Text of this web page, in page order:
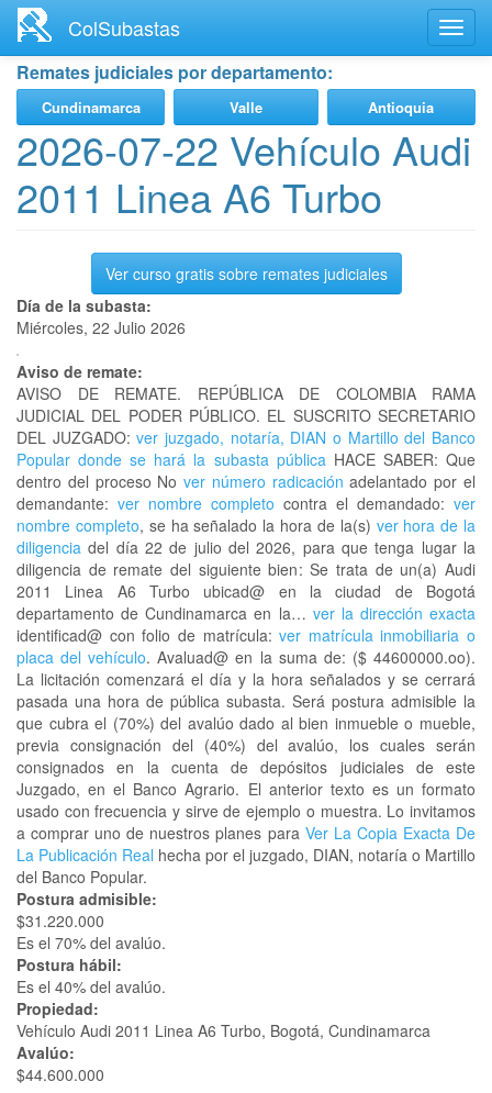
contenido
principal
ColSubastas
Remates judiciales por departamento:
Cundinamarca Valle Antioquia
2026-07-22 Vehículo Audi
2011 Linea A6 Turbo
Ver curso gratis sobre remates judiciales
Día de la subasta:
Miércoles, 22 Julio 2026
Aviso de remate:
AVISO DE REMATE. REPÚBLICA DE COLOMBIA RAMA
JUDICIAL DEL PODER PÚBLICO. EL SUSCRITO SECRETARIO
DEL JUZGADO: ver juzgado, notaría, DIAN o Martillo del Banco
Popular donde se hará la subasta públicaHACE SABER: Que
dentro del proceso Nover número radicación adelantado por el
demandante: ver nombre completo contra el demandado: ver
nombre completo, se ha señalado la hora de la(s) ver hora de la
diligencia del día 22 de julio del 2026, para que tenga lugar la
diligencia de remate del siguiente bien: Se trata de un(a) Audi
2011 Linea A6 Turbo ubicad@ en la ciudad de Bogotá
departamento de Cundinamarca en la… ver la dirección exacta
identificad@ con folio de matrícula:ver matrícula inmobiliaria o
placa del vehículo. Avaluad@ en la suma de: ($ 44600000.oo).
La licitación comenzará el día y la hora señalados y se cerrará
pasada una hora de pública subasta. Será postura admisible la
que cubra el (70%) del avalúo dado al bien inmueble o mueble,
previa consignación del (40%) del avalúo, los cuales serán
consignados en la cuenta de depósitos judiciales de este
Juzgado, en el Banco Agrario. El anterior texto es un formato
usado con frecuencia y sirve de ejemplo o muestra. Lo invitamos
a comprar uno de nuestros planes para Ver La Copia Exacta De
La Publicación Real hecha por el juzgado, DIAN, notaría o Martillo
del Banco Popular.
Postura admisible:
$31.220.000
Es el 70% del avalúo.
Postura hábil:
Es el 40% del avalúo.
Propiedad:
Vehículo Audi 2011 Linea A6 Turbo, Bogotá, Cundinamarca
Avalúo:
$44.600.000